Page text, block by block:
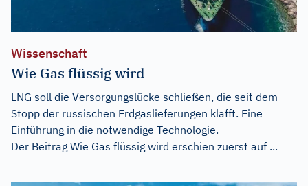
Wissenschaft
Wie Gas flüssig wird
LNG soll die Versorgungslücke schließen, die seit dem
Stopp der russischen Erdgaslieferungen klafft. Eine
Einführung in die notwendige Technologie.
Der Beitrag Wie Gas flüssig wird erschien zuerst auf ...